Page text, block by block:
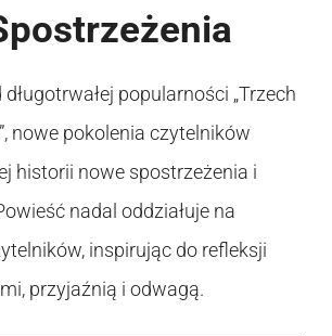
popularności „Trzech
nowe pokolenia czytelników
historii nowe spostrzeżenia i
nadal oddziałuje na
inspirując do refleksji
przyjaźnią i odwagą.